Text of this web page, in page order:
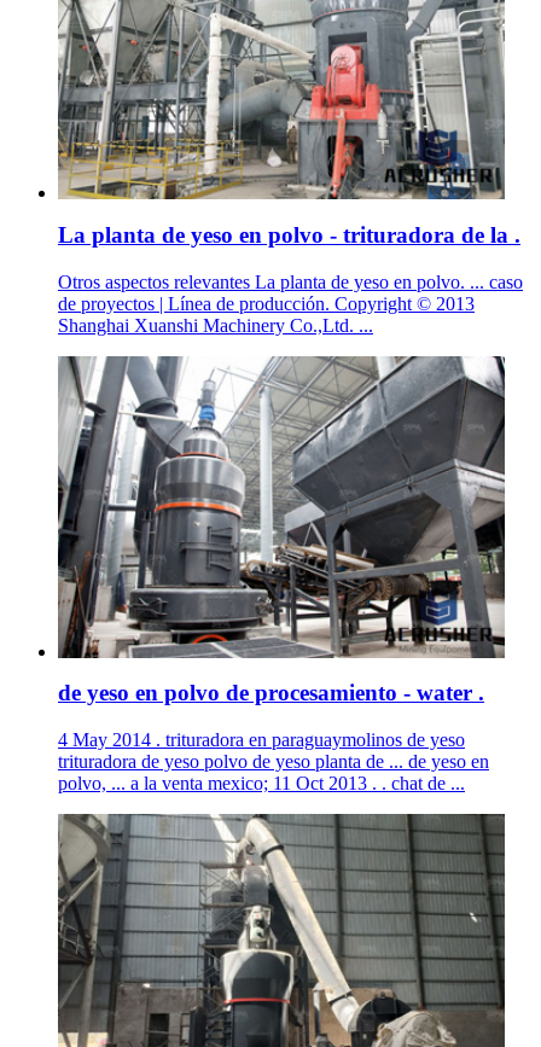
La planta de yeso en polvo - trituradora de la .
Otros aspectos relevantes La planta de yeso en polvo. ... caso
de proyectos | Línea de producción. Copyright © 2013
Shanghai Xuanshi Machinery Co.,Ltd. ...
de yeso en polvo de procesamiento - water .
4 May 2014 . trituradora en paraguaymolinos de yeso
trituradora de yeso polvo de yeso planta de ... de yeso en
polvo, ... a la venta mexico; 11 Oct 2013 . . chat de ...